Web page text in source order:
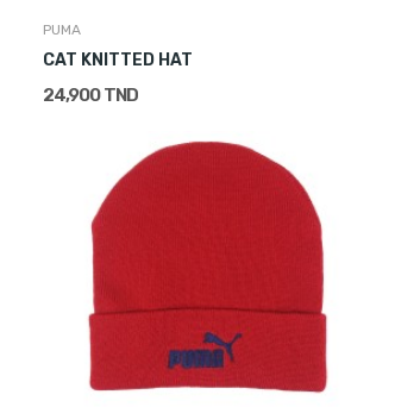
PUMA
CAT KNITTED HAT
24,900 TND